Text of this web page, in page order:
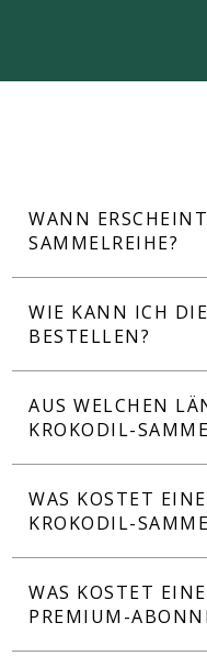
WANN
SAMMELREIHE?
WIE KANN ICH
BESTELLEN?
AUS WELCHEN
KROKODIL-
WAS KOSTET
KROKODIL-
WAS KOSTET
PREMIUM-